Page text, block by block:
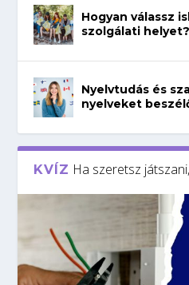
Hogyan válassz
szolgálati helyet?
Nyelvtudás és
nyelveket
KVÍZ Ha szeretsz